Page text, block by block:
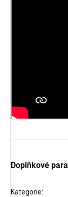
Doplňkové
Kategorie: